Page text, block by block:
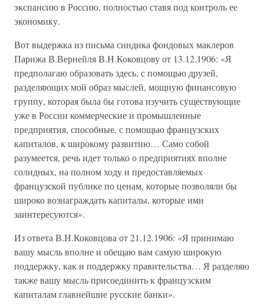
экспансию в Россию, полностью ставя под контроль ее
экономику.
Вот выдержка из письма синдика фондовых маклеров
Парижа В.Вернейля В.Н.Коковцову от 13.12.1906: «Я
предполагаю образовать здесь, с помощью друзей,
разделяющих мой образ мыслей, мощную финансовую
группу, которая была бы готова изучить существующие
уже в России коммерческие и промышленные
предприятия, способные, с помощью французских
капиталов, к широкому развитию… Само собой
разумеется, речь идет только о предприятиях вполне
солидных, на полном ходу и предоставляемых
французской публике по ценам, которые позволяли бы
широко вознаграждать капиталы, которые ими
заинтересуются».
Из ответа В.Н.Коковцова от 21.12.1906: «Я принимаю
вашу мысль вполне и обещаю вам самую широкую
поддержку, как и поддержку правительства… Я разделяю
также вашу мысль присоединить к французским
капиталам главнейшие русские банки».